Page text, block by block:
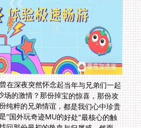
在深夜突然怀念起当年与兄弟们一起
场的激情？那份掉宝的惊喜，那份攻
纯粹的兄弟情谊，都是我们心中珍贵
"国外玩奇迹MU的好处"最核心的触
那份最初的热血与归属感。然而，
的现实打断：跨洋网络的超高延迟让
行，关键时刻的技能卡顿直接导致团
制，连登录游戏客户端都成为奢望。
"国外玩奇迹MU的好处"几乎变成空
术难题，更是连接情感与回忆的障
痛点根源，提供清晰、可行的解决路